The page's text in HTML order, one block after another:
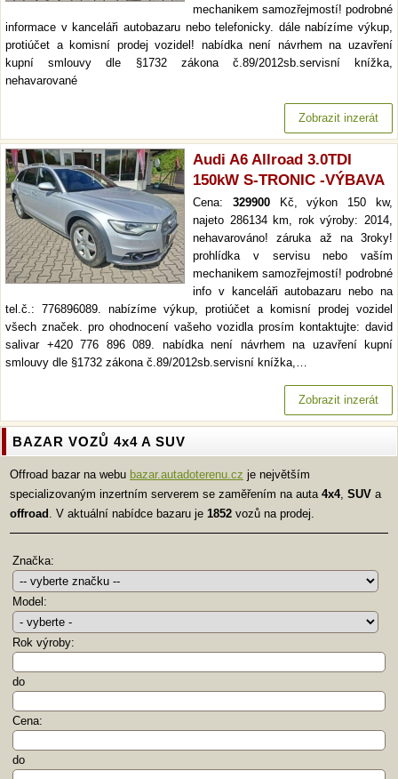
mechanikem samozřejmostí! podrobné
informace v kanceláři autobazaru nebo telefonicky. dále nabízíme výkup,
protiúčet a komisní prodej vozidel! nabídka není návrhem na uzavření
kupní smlouvy dle §1732 zákona č.89/2012sb.servisní knížka,
nehavarované
Zobrazit inzerát
Audi A6 Allroad 3.0TDI
150kW S-TRONIC -VÝBAVA
Cena: 329900Kč, výkon 150 kw,
najeto 286134 km, rok výroby: 2014,
nehavarováno! záruka až na 3roky!
prohlídka v servisu nebo vaším
mechanikem samozřejmostí! podrobné
info v kanceláři autobazaru nebo na
tel.č.: 776896089. nabízíme výkup, protiúčet a komisní prodej vozidel
všech značek. pro ohodnocení vašeho vozidla prosím kontaktujte: david
salivar +420 776 896 089. nabídka není návrhem na uzavření kupní
smlouvy dle §1732 zákona č.89/2012sb.servisní knížka,…
Zobrazit inzerát
BAZAR VOZŮ 4x4 A SUV
Offroad bazar na webu bazar.autadoterenu.cz je největším
specializovaným inzertním serverem se zaměřením na auta 4x4, SUV a
offroad . V aktuální nabídce bazaru je 1852 vozů na prodej.
Značka:
Model:
Rok výroby:
do
Cena:
do